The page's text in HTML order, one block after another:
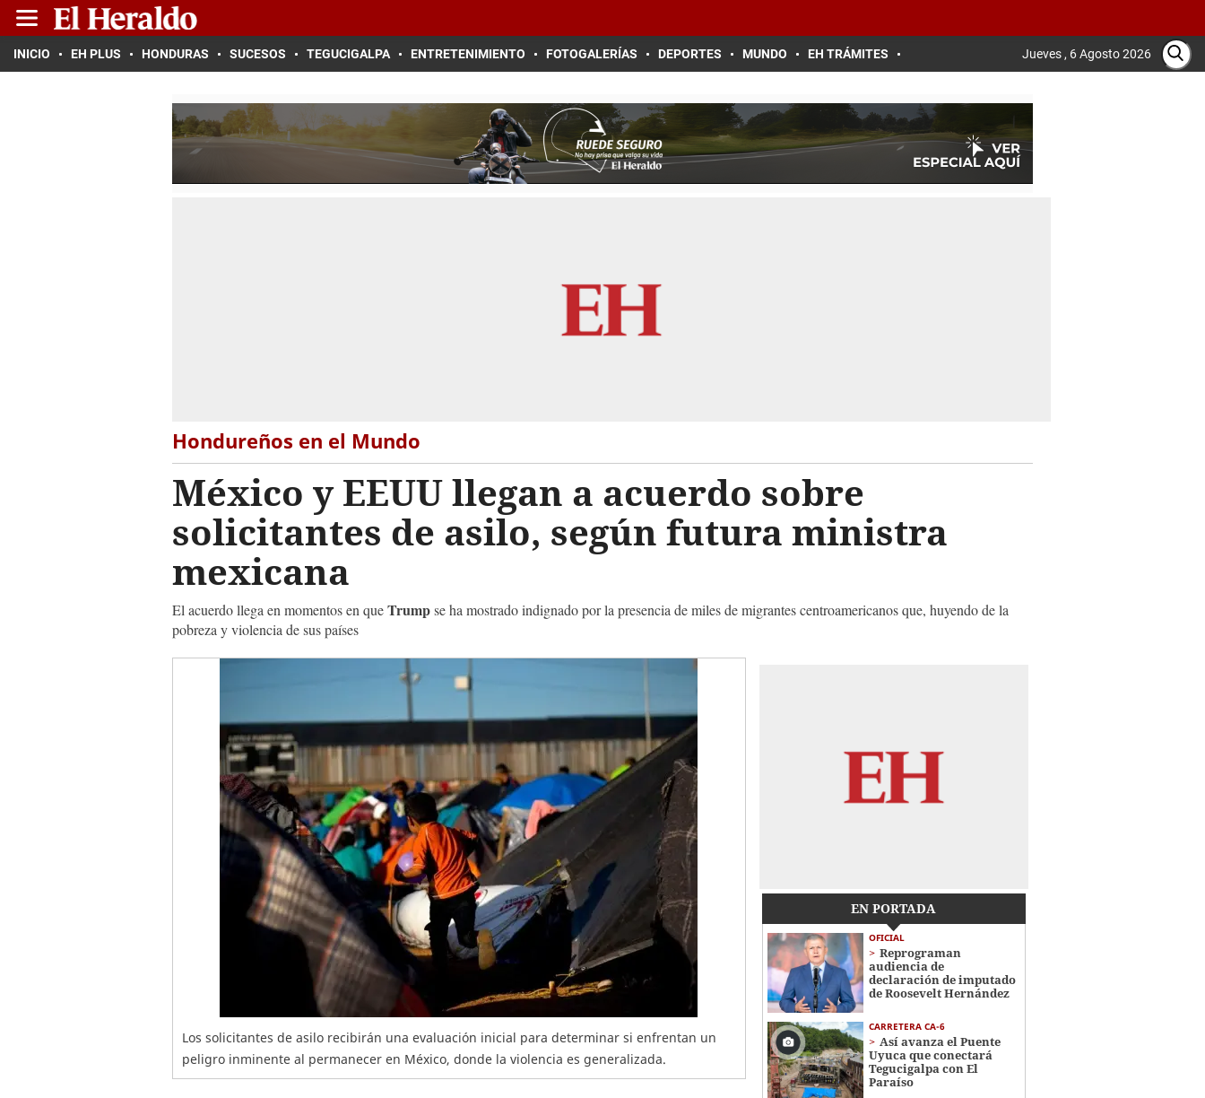
INICIO EH PLUS HONDURAS SUCESOS TEGUCIGALPA ENTRETENIMIENTO FOTOGALERÍAS DEPORTES MUNDO EH TRÁMITES Jueves , 6 Agosto 2026
Hondureños en el Mundo
México y EEUU llegan a acuerdo sobre
solicitantes de asilo, según futura ministra
mexicana
El acuerdo llega en momentos en queTrumpse ha mostrado indignado por la presencia de miles de migrantes centroamericanos que, huyendo de la
pobreza y violencia de sus países
Los solicitantes de asilo recibirán una evaluación inicial para determinar si enfrentan un
peligro inminente al permanecer en México, donde la violencia es generalizada.
EN PORTADA
OFICIAL
Reprograman
audiencia de
declaración de imputado
de Roosevelt Hernández
CARRETERA CA-6
Así avanza el Puente
Uyuca que conectará
Tegucigalpa con El
Paraíso